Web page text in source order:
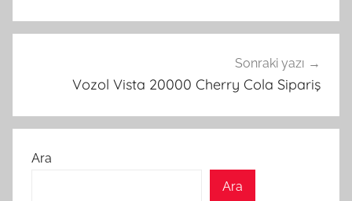
Sonraki yazı
Vozol Vista 20000 Cherry Cola Sipariş
Ara
Ara